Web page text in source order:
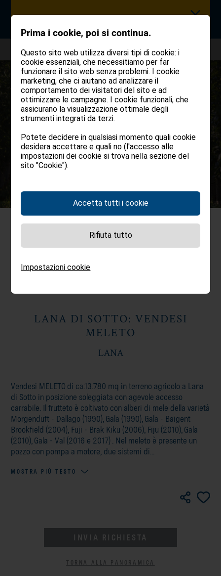
SEMPRE UN PASSO AVANTI
Scoprite perprimii nostri nuovi immobili in
vendita e in affitto
Home Immobili Lana di Sotto: vendesi meleto
13.780 M²
LANA DI SOTTO: VENDESI
MELETO
LANA
Vendesi MELETO di ca.13.780 mq in terreno agricolo a Lana
di Sotto in posizione soleggiata con agevole accesso
carrabile. Il frutteto è coltivato con alberi di mele della varietà
Morgenduft - Dallago (1990), Gala (1990), Gala - Baigent
Brookfield (2004), Fuji - Brak Kiku (2006), Fiju (2010), Gala
(2010), Gala - Val (2016 e 2017) . Nel meleto è presente un
pozzo con pompa a motore, due sistemi di...
MOSTRA PIÙ TESTO
INVIA RICHIESTA
TORNA ALLA PANORAMICA
Prima i cookie, poi si continua.
Questo sito web utilizza diversi tipi di cookie: i
cookie essenziali, che necessitiamo per far
funzionare il sito web senza problemi. I cookie
marketing, che ci aiutano ad analizzare il
comportamento dei visitatori del sito e ad
ottimizzare le campagne. I cookie funzionali, che
assicurano la visualizzazione ottimale degli
strumenti integrati da terzi.
Potete decidere in qualsiasi momento quali cookie
desidera accettare e quali no (l'accesso alle
impostazioni dei cookie si trova nella sezione del
sito "Cookie").
Impostazioni cookie
Accetta tutti i cookie
Rifiuta tutto